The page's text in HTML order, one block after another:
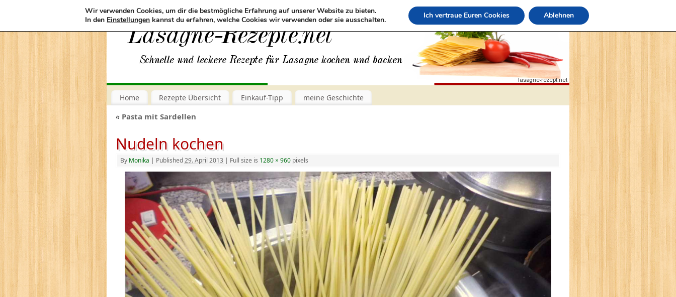
Home Rezepte Übersicht Einkauf-Tipp meine Geschichte
« Pasta mit Sardellen
Nudeln kochen
By Monika | Published 29. April 2013 | Full size is 1280 × 960 pixels
Wir verwenden Cookies, um dir die bestmögliche Erfahrung auf unserer Website zu bieten.
In den Einstellungen kannst du erfahren, welche Cookies wir verwenden oder sie ausschalten. Ich vertraue Euren Cookies Ablehnen